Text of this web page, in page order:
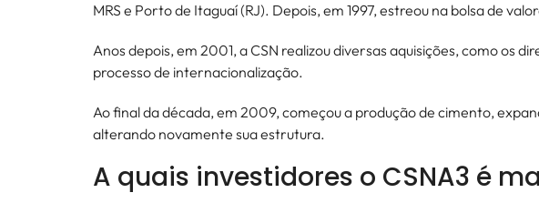
MRS e Porto de Itaguaí (RJ). Depois, em 1997, estreou na bolsa de
Anos depois, em 2001, a CSN realizou diversas aquisições, como os
processo de internacionalização.
Ao final da década, em 2009, começou a produção de cimento,
alterando novamente sua estrutura.
A quais investidores o CSNA3 é